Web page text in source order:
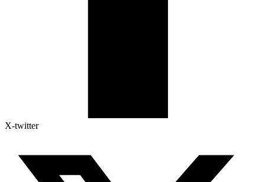
X-twitter